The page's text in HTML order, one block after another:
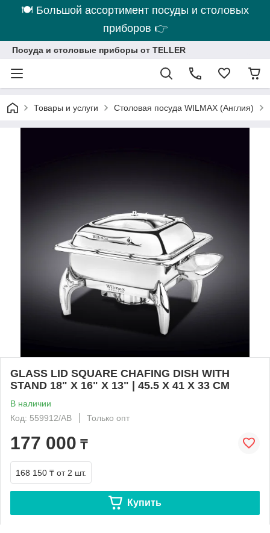
🍽 Большой ассортимент посуды и столовых
приборов 👉
Посуда и столовые приборы от TELLER
Товары и услуги Столовая посуда WILMAX (Англия)
GLASS LID SQUARE CHAFING DISH WITH
STAND 18" X 16" X 13" | 45.5 X 41 X 33 CM
В наличии
Код: 559912/AB
Только опт
177 000 ₸
168 150 ₸ от 2 шт.
Купить